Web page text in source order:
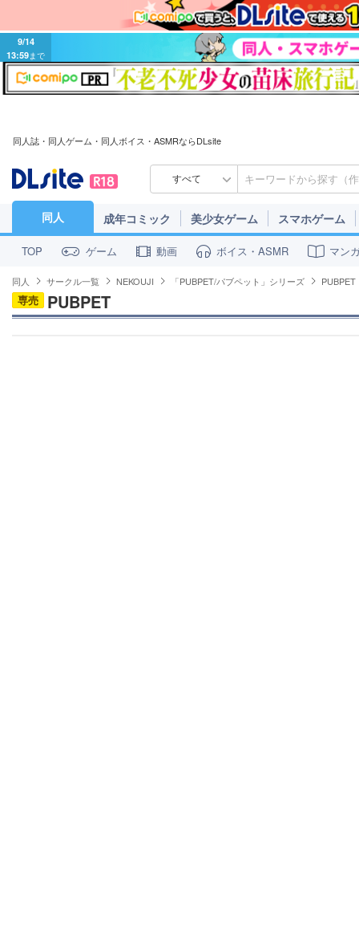
9/14
13:59まで
同人誌・同人ゲーム・同人ボイス・ASMRならDLsite
すべて
同人 成年コミック 美少女ゲーム スマホゲーム
TOP ゲーム 動画 ボイス・ASMR マン
同人 サークル一覧 NEKOUJI 「PUBPET/パブペット」シリーズ PUBPET
専売 PUBPET